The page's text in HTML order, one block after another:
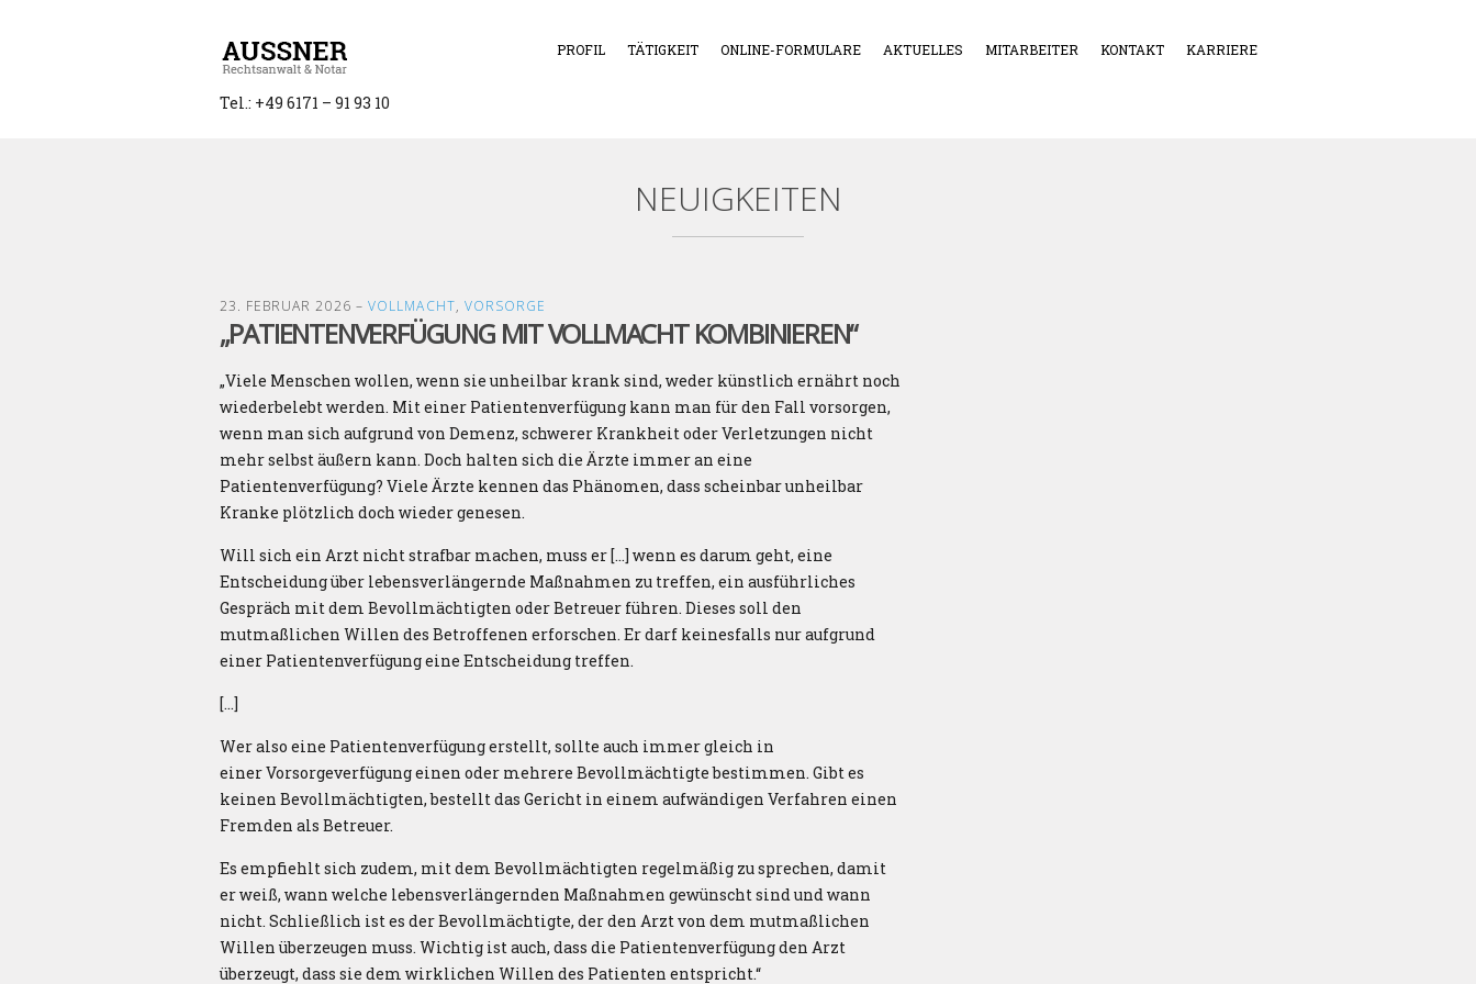
Tel.: +49 6171 – 91 93 10
PROFIL TÄTIGKEIT ONLINE-FORMULARE AKTUELLES MITARBEITER KONTAKT KARRIERE
NEUIGKEITEN
23. FEBRUAR 2026 –VOLLMACHT, VORSORGE
„PATIENTENVERFÜGUNG MIT VOLLMACHT KOMBINIEREN“
„Viele Menschen wollen, wenn sie unheilbar krank sind, weder künstlich ernährt noch
wiederbelebt werden. Mit einer Patientenverfügung kann man für den Fall vorsorgen,
wenn man sich aufgrund von Demenz, schwerer Krankheit oder Verletzungen nicht
mehr selbst äußern kann. Doch halten sich die Ärzte immer an eine
Patientenverfügung? Viele Ärzte kennen das Phänomen, dass scheinbar unheilbar
Kranke plötzlich doch wieder genesen.
Will sich ein Arzt nicht strafbar machen, muss er […] wenn es darum geht, eine
Entscheidung über lebensverlängernde Maßnahmen zu treffen, ein ausführliches
Gespräch mit dem Bevollmächtigten oder Betreuer führen. Dieses soll den
mutmaßlichen Willen des Betroffenen erforschen. Er darf keinesfalls nur aufgrund
einer Patientenverfügung eine Entscheidung treffen.
[…]
Wer also eine Patientenverfügung erstellt, sollte auch immer gleich in
einer Vorsorgeverfügung einen oder mehrere Bevollmächtigte bestimmen. Gibt es
keinen Bevollmächtigten, bestellt das Gericht in einem aufwändigen Verfahren einen
Fremden als Betreuer.
Es empfiehlt sich zudem, mit dem Bevollmächtigten regelmäßig zu sprechen, damit
er weiß, wann welche lebensverlängernden Maßnahmen gewünscht sind und wann
nicht. Schließlich ist es der Bevollmächtigte, der den Arzt von dem mutmaßlichen
Willen überzeugen muss. Wichtig ist auch, dass die Patientenverfügung den Arzt
überzeugt, dass sie dem wirklichen Willen des Patienten entspricht.“